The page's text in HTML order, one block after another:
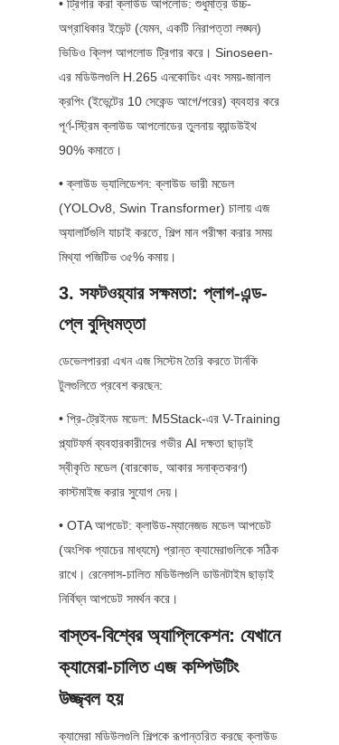
• ট্রিগার করা ক্লাউড আপলোড: শুধুমাত্র উচ্চ-
অগ্রাধিকার ইভেন্ট (যেমন, একটি নিরাপত্তা লঙ্ঘন)
ভিডিও ক্লিপ আপলোড ট্রিগার করে। Sinoseen-
এর মডিউলগুলি H.265 এনকোডিং এবং সময়-জানাল
ক্রপিং (ইভেন্টের 10 সেকেন্ড আগে/পরের) ব্যবহার করে
পূর্ণ-স্ট্রিম ক্লাউড আপলোডের তুলনায় ব্যান্ডউইথ
90% কমাতে।
• ক্লাউড ভ্যালিডেশন: ক্লাউড ভারী মডেল
(YOLOv8, Swin Transformer) চালায় এজ
অ্যালার্টগুলি যাচাই করতে, শিল্প মান পরীক্ষা করার সময়
মিথ্যা পজিটিভ ৩৫% কমায়।
3. সফটওয়্যার সক্ষমতা: প্লাগ-এন্ড-
প্লে বুদ্ধিমত্তা
ডেভেলপাররা এখন এজ সিস্টেম তৈরি করতে টার্নকি
টুলগুলিতে প্রবেশ করছেন:
• প্রি-ট্রেইনড মডেল: M5Stack-এর V-Training
প্ল্যাটফর্ম ব্যবহারকারীদের গভীর AI দক্ষতা ছাড়াই
স্বীকৃতি মডেল (বারকোড, আকার সনাক্তকরণ)
কাস্টমাইজ করার সুযোগ দেয়।
• OTA আপডেট: ক্লাউড-ম্যানেজড মডেল আপডেট
(অংশিক প্যাচের মাধ্যমে) প্রান্ত ক্যামেরাগুলিকে সঠিক
রাখে। রেনেসাস-চালিত মডিউলগুলি ডাউনটাইম ছাড়াই
নির্বিঘ্ন আপডেট সমর্থন করে।
বাস্তব-বিশ্বের অ্যাপ্লিকেশন: যেখানে
ক্যামেরা-চালিত এজ কম্পিউটিং
উজ্জ্বল হয়
ক্যামেরা মডিউলগুলি শিল্পকে রূপান্তরিত করছে ক্লাউড